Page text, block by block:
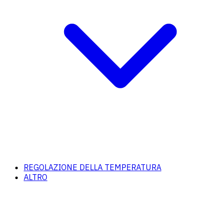
REGOLAZIONE DELLA TEMPERATURA
ALTRO